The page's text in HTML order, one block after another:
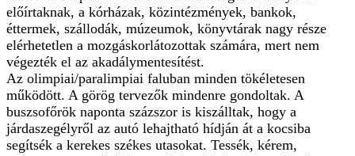
előírtaknak, a kórházak, közintézmények, bankok,
éttermek, szállodák, múzeumok, könyvtárak nagy része
elérhetetlen a mozgáskorlátozottak számára, mert nem
végezték el az akadálymentesítést.
Az olimpiai/paralimpiai faluban minden tökéletesen
működött. A görög tervezők mindenre gondoltak. A
buszsofőrök naponta százszor is kiszálltak, hogy a
járdaszegélyről az autó lehajtható hídján át a kocsiba
segítsék a kerekes székes utasokat. Tessék, kérem,